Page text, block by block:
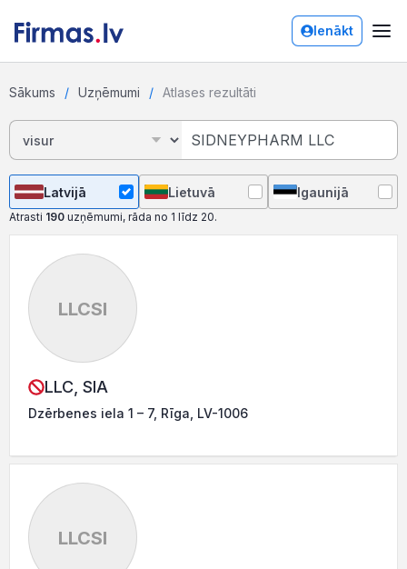
Ienākt
Sākums Uzņēmumi Atlases rezultāti
Latvijā Lietuvā Igaunijā
Atrasti 190 uzņēmumi, rāda no 1 līdz 20.
LLCSI
LLC, SIA
Dzērbenes iela 1 – 7, Rīga, LV-1006
LLCSI